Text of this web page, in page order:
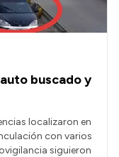
buscado y
localizaron en
con varios
siguieron